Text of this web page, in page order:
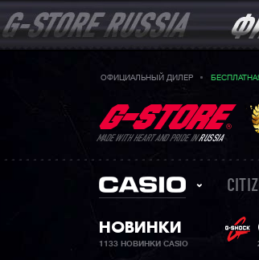
ОФИЦИАЛЬНЫЙ ДИЛЕР
MADE WITH HEART AND PRIDE INRUSSIA
НОВИНКИ
1133 НОВИНКИ CASIO